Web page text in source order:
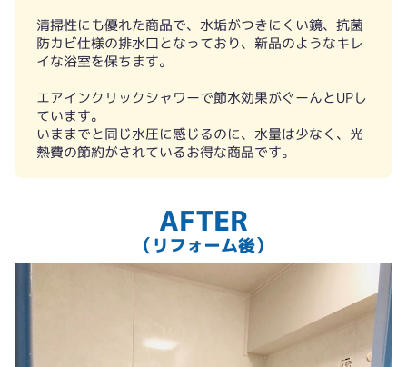
清掃性にも優れた商品で、水垢がつきにくい鏡、抗菌
防カビ仕様の排水口となっており、新品のようなキレ
イな浴室を保ちます。
エアインクリックシャワーで節水効果がぐーんとUPし
ています。
いままでと同じ水圧に感じるのに、水量は少なく、光
熱費の節約がされているお得な商品です。
AFTER
（リフォーム後）